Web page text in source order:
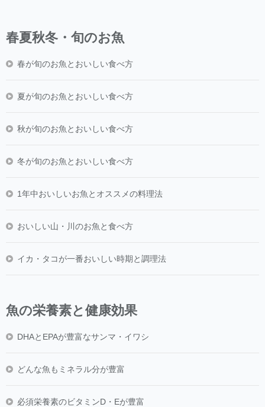
春夏秋冬・旬のお魚
春が旬のお魚とおいしい食べ方
夏が旬のお魚とおいしい食べ方
秋が旬のお魚とおいしい食べ方
冬が旬のお魚とおいしい食べ方
1年中おいしいお魚とオススメの料理法
おいしい山・川のお魚と食べ方
イカ・タコが一番おいしい時期と調理法
魚の栄養素と健康効果
DHAとEPAが豊富なサンマ・イワシ
どんな魚もミネラル分が豊富
必須栄養素のビタミンD・Eが豊富